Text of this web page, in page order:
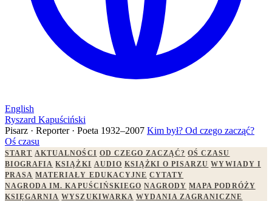
English
Ryszard Kapuściński
Pisarz · Reporter · Poeta 1932–2007 Kim był? Od czego zacząć?
Oś czasu
START AKTUALNOŚCI OD CZEGO ZACZĄĆ? OŚ CZASU
BIOGRAFIA KSIĄŻKI AUDIO KSIĄŻKI O PISARZU WYWIADY I
PRASA MATERIAŁY EDUKACYJNE CYTATY
NAGRODA IM. KAPUŚCIŃSKIEGO NAGRODY MAPA PODRÓŻY
KSIĘGARNIA WYSZUKIWARKA WYDANIA ZAGRANICZNE